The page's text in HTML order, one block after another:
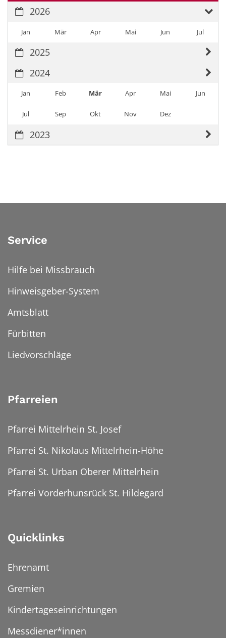
2026
Jan Mär Apr Mai Jun Jul
2025
2024
Jan Feb Mär Apr Mai Jun
Jul Sep Okt Nov Dez
2023
Service
Hilfe bei Missbrauch
Hinweisgeber-System
Amtsblatt
Fürbitten
Liedvorschläge
Pfarreien
Pfarrei Mittelrhein St. Josef
Pfarrei St. Nikolaus Mittelrhein-Höhe
Pfarrei St. Urban Oberer Mittelrhein
Pfarrei Vorderhunsrück St. Hildegard
Quicklinks
Ehrenamt
Gremien
Kindertageseinrichtungen
Messdiener*innen